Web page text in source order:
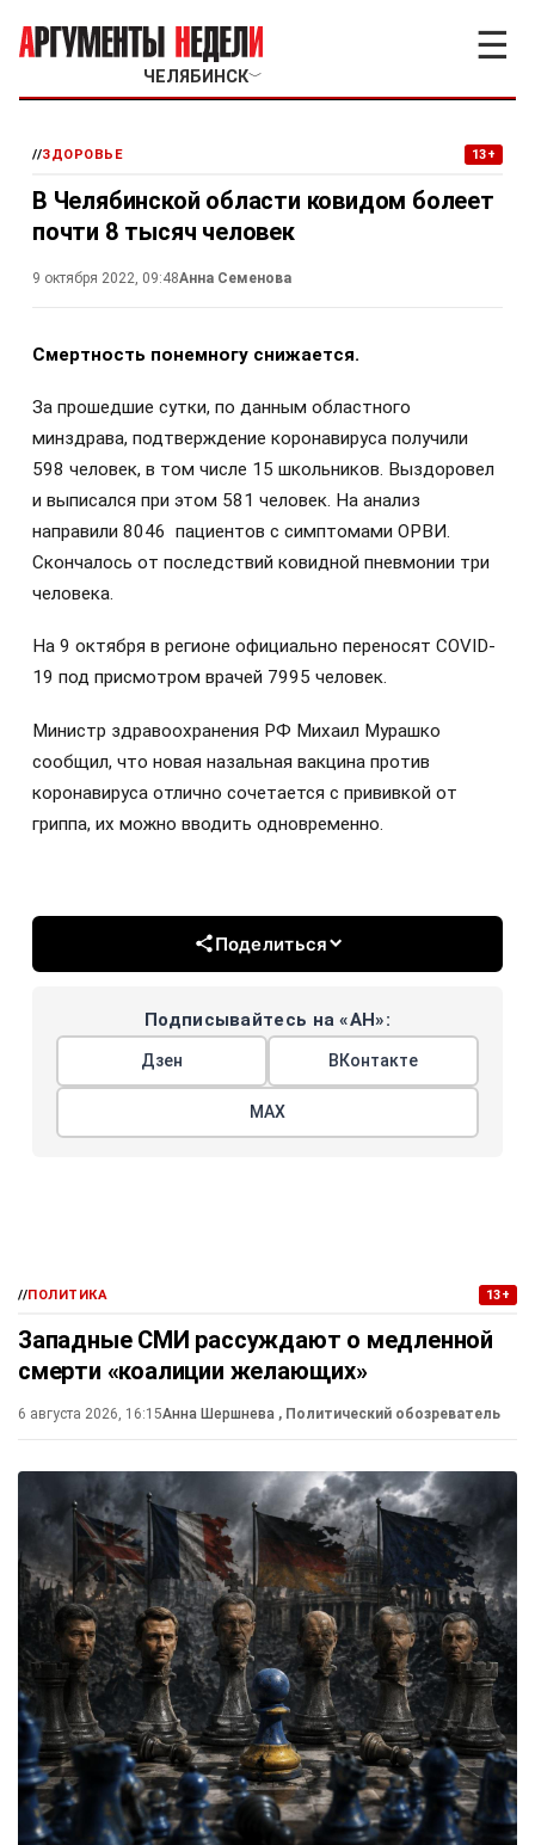
ЧЕЛЯБИНСК﹀
☰
//ЗДОРОВЬЕ 13+
В Челябинской области ковидом болеет
почти 8 тысяч человек
9 октября 2022, 09:48Анна Семенова
Смертность понемногу снижается.
За прошедшие сутки, по данным областного
минздрава, подтверждение коронавируса получили
598 человек, в том числе 15 школьников. Выздоровел
и выписался при этом 581 человек. На анализ
направили 8046 пациентов с симптомами ОРВИ.
Скончалось от последствий ковидной пневмонии три
человека.
На 9 октября в регионе официально переносят COVID-
19 под присмотром врачей 7995 человек.
Министр здравоохранения РФ Михаил Мурашко
сообщил, что новая назальная вакцина против
коронавируса отлично сочетается с прививкой от
гриппа, их можно вводить одновременно.
Поделиться
Подписывайтесь на «АН»:
Дзен ВКонтакте
МАХ
//ПОЛИТИКА 13+
Западные СМИ рассуждают о медленной
смерти «коалиции желающих»
6 августа 2026, 16:15Анна Шершнева , Политический обозреватель